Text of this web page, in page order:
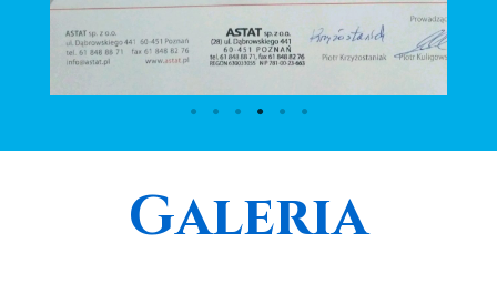
Galeria